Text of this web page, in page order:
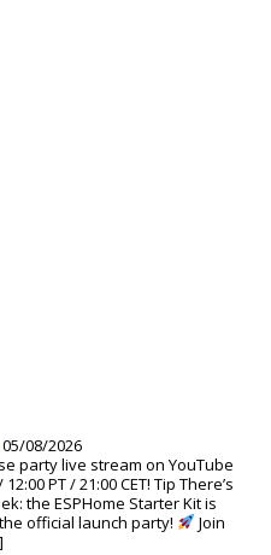
05/08/2026
party live stream on YouTube
PT / 21:00 CET! Tip There’s
the ESPHome Starter Kit is
official launch party!
Join